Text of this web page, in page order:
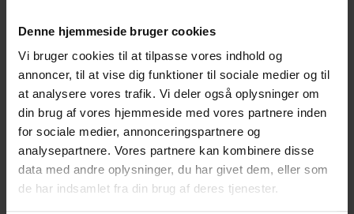
Denne hjemmeside bruger cookies
Vi bruger cookies til at tilpasse vores indhold og
annoncer, til at vise dig funktioner til sociale medier og til
at analysere vores trafik. Vi deler også oplysninger om
din brug af vores hjemmeside med vores partnere inden
for sociale medier, annonceringspartnere og
analysepartnere. Vores partnere kan kombinere disse
data med andre oplysninger, du har givet dem, eller som
de har indsamlet fra din brug af deres tjenester.